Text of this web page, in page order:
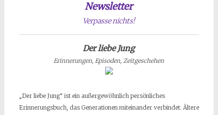
Newsletter
Verpasse nichts!
Der liebe Jung
Erinnerungen, Episoden, Zeitgeschehen
„Der liebe Jung“ ist ein außergewöhnlich persönliches
Erinnerungsbuch, das Generationen miteinander verbindet. Ältere